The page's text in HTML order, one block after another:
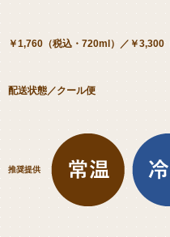
￥1,760（税込・720ml）／￥3,300
配送状態／クール便
推奨提供